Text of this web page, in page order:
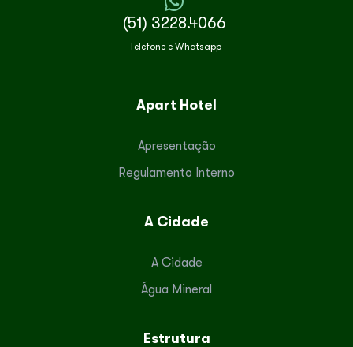
(51) 3228.4066
Telefone e Whatsapp
Apart Hotel
Apresentação
Regulamento Interno
A Cidade
A Cidade
Água Mineral
Estrutura